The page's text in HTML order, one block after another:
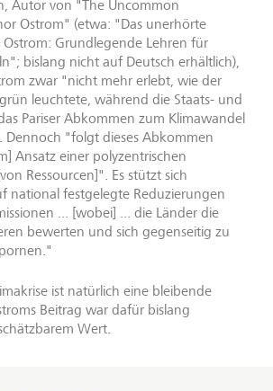
Autor von "The Uncommon
Ostrom" (etwa: "Das unerhörte
Ostrom: Grundlegende Lehren für
bislang nicht auf Deutsch erhältlich),
zwar "nicht mehr erlebt, wie der
leuchtete, während die Staats- und
Pariser Abkommen zum Klimawandel
Dennoch "folgt dieses Abkommen
Ansatz einer polyzentrischen
Ressourcen]". Es stützt sich
national festgelegte Reduzierungen
... [wobei] ... die Länder die
bewerten und sich gegenseitig zu
ist natürlich eine bleibende
Beitrag war dafür bislang
Wert.